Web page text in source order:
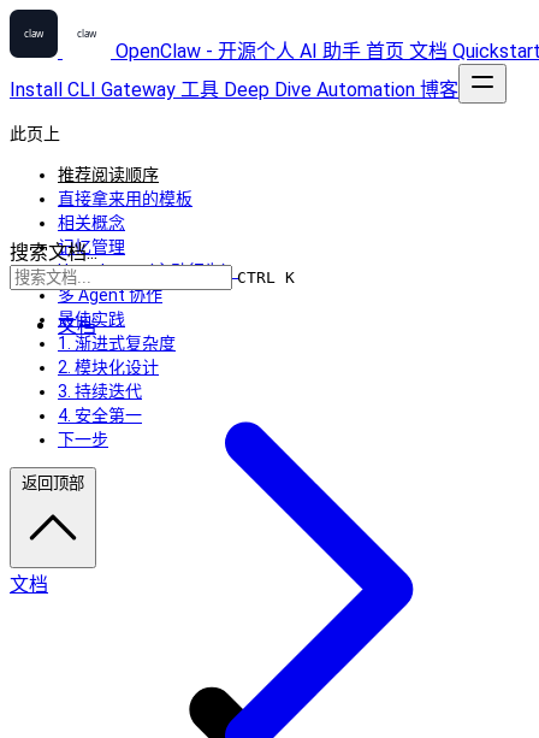
OpenClaw - 开源个人 AI 助手 首页 文档
Install CLI Gateway 工具 Deep Dive Automation 博客
搜索文档...
CTRL K
文档
此页上
推荐阅读顺序
直接拿来用的模板
相关概念
记忆管理
Heartbeat（主动行为）
多 Agent 协作
最佳实践
1. 渐进式复杂度
2. 模块化设计
3. 持续迭代
4. 安全第一
下一步
返回顶部
文档